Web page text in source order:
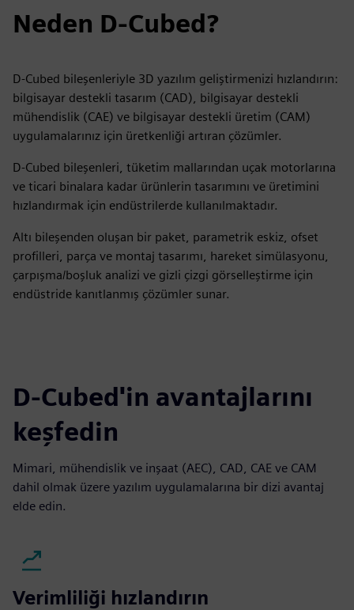
Neden D-Cubed?
D-Cubed bileşenleriyle 3D yazılım geliştirmenizi hızlandırın:
bilgisayar destekli tasarım (CAD), bilgisayar destekli
mühendislik (CAE) ve bilgisayar destekli üretim (CAM)
uygulamalarınız için üretkenliği artıran çözümler.
D-Cubed bileşenleri, tüketim mallarından uçak motorlarına
ve ticari binalara kadar ürünlerin tasarımını ve üretimini
hızlandırmak için endüstrilerde kullanılmaktadır.
Altı bileşenden oluşan bir paket, parametrik eskiz, ofset
profilleri, parça ve montaj tasarımı, hareket simülasyonu,
çarpışma/boşluk analizi ve gizli çizgi görselleştirme için
endüstride kanıtlanmış çözümler sunar.
D-Cubed'in avantajlarını
keşfedin
Mimari, mühendislik ve inşaat (AEC), CAD, CAE ve CAM
dahil olmak üzere yazılım uygulamalarına bir dizi avantaj
elde edin.
Verimliliği hızlandırın